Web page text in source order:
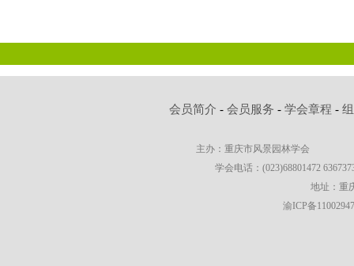
会员简介 -会员服务 -学会章程 -
主办：重庆市风景园林学会
学会电话：(023)68801472
地址：重
渝ICP备